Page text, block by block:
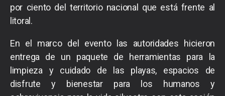
por ciento del territorio nacional que está frente al
litoral.
En el marco del evento las autoridades hicieron
entrega de un paquete de herramientas para la
limpieza y cuidado de las playas, espacios de
disfrute y bienestar para los humanos y